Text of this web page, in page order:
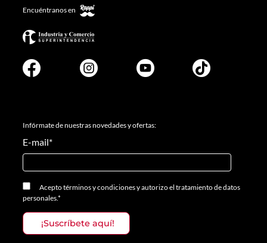
Encuéntranos en
Infórmate de nuestras novedades y ofertas:
E-mail*
Aceptotérminos y condicionesyautorizo el tratamiento de datos
personales.*